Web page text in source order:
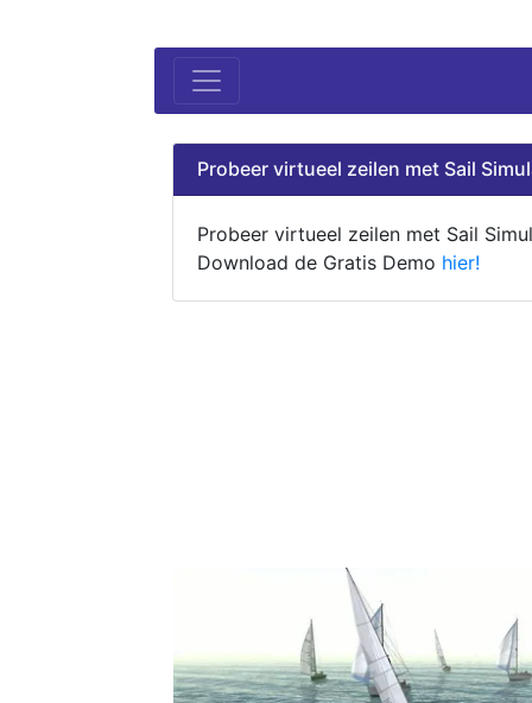
Probeer virtueel zeilen met Sail
Probeer virtueel zeilen met Sail
Download de Gratis Demo hier!